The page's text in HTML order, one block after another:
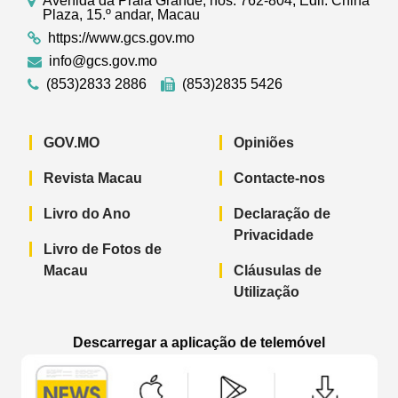
Plaza, 15.º andar, Macau
https://www.gcs.gov.mo
info@gcs.gov.mo
(853)2833 2886
(853)2835 5426
GOV.MO
Revista Macau
Livro do Ano
Livro de Fotos de
Macau
Opiniões
Contacte-nos
Declaração de
Privacidade
Cláusulas de
Utilização
Descarregar a aplicação de telemóvel